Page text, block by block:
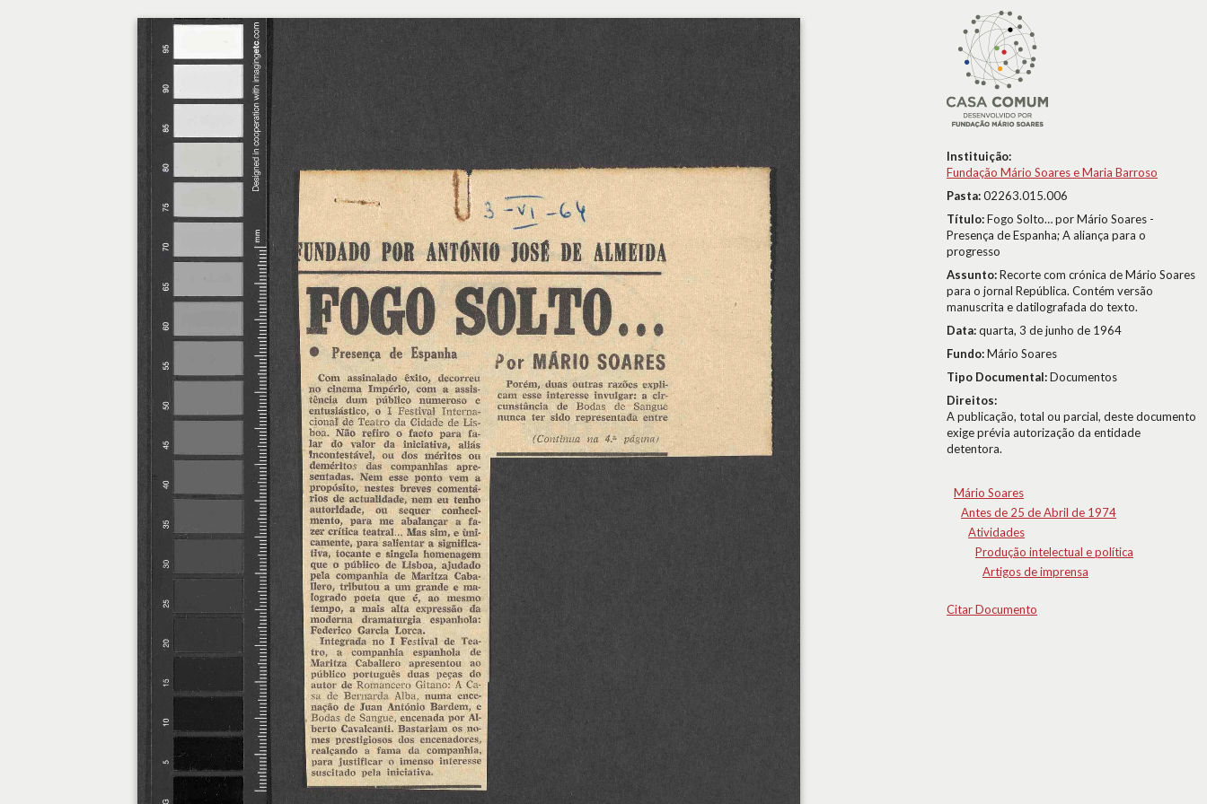
Instituição:
Fundação Mário Soares e Maria Barroso
Pasta:02263.015.006
Título:Fogo Solto… por Mário Soares -
Presença de Espanha; A aliança para o
progresso
Assunto:Recorte com crónica de Mário Soares
para o jornal República. Contém versão
manuscrita e datilografada do texto.
Data:quarta, 3 de junho de 1964
Fundo:Mário Soares
Tipo Documental:Documentos
Direitos:
A publicação, total ou parcial, deste documento
exige prévia autorização da entidade
detentora.
Mário Soares
Antes de 25 de Abril de 1974
Atividades
Produção intelectual e política
Artigos de imprensa
Citar Documento